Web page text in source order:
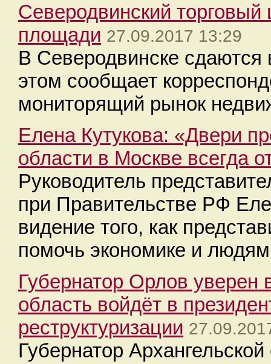
Северодвинский торговый
площади 27.09.2017 13:29
В Северодвинске
этом сообщает
мониторящий рынок
Елена Кутукова: «Двери
области в Москве всегда
Руководитель
при Правительстве РФ
видение того, как
помочь экономике и
Губернатор Орлов уверен
область войдёт в
реструктуризации
Губернатор